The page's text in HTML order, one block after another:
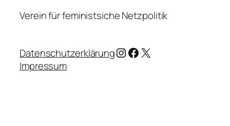
Verein für feministsiche Netzpolitik
Datenschutzerklärung
Impressum
Instagram
Facebook
X